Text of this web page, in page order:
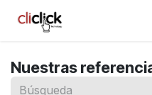
Ir al contenido
Nuestras